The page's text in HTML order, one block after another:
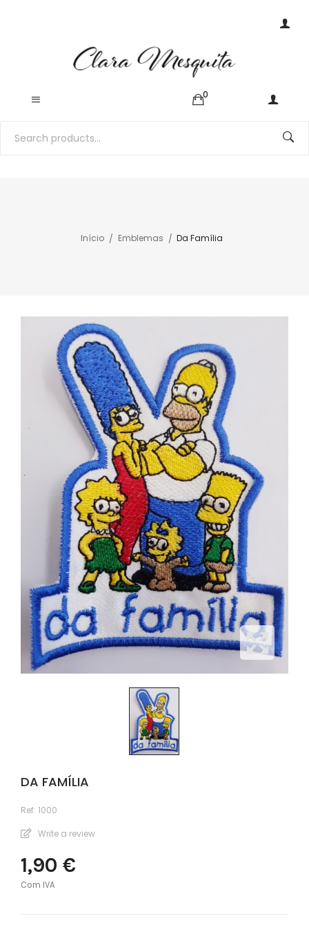
0
Início Emblemas Da Família
DA FAMÍLIA
Ref: 1000
Write a review
1,90 €
Com IVA